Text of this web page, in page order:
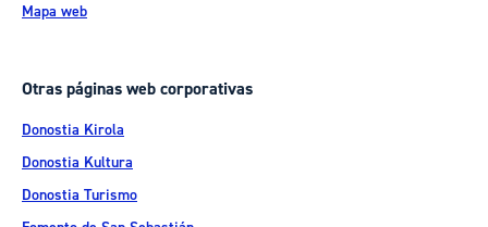
Mapa web
Otras páginas web corporativas
Donostia Kirola
Donostia Kultura
Donostia Turismo